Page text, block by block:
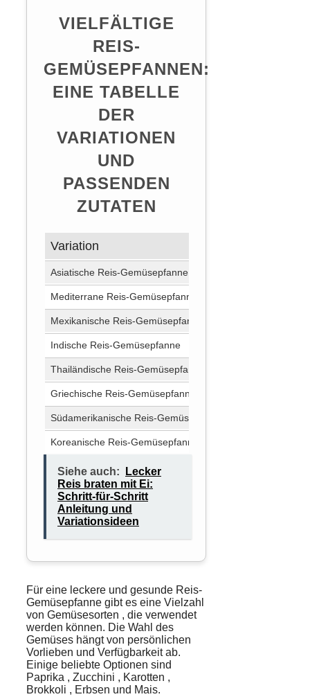
VIELFÄLTIGE
REIS-
GEMÜSEPFANNEN:
EINE TABELLE
DER
VARIATIONEN
UND
PASSENDEN
ZUTATEN
Variation
Asiatische Reis-Gemüsepfanne
Mediterrane Reis-Gemüsepfanne
Mexikanische Reis-Gemüsepfanne
Indische Reis-Gemüsepfanne
Thailändische Reis-Gemüsepfanne
Griechische Reis-Gemüsepfanne
Südamerikanische Reis-Gemüsepfanne
Koreanische Reis-Gemüsepfanne
Siehe auch:
Lecker
Reis braten mit Ei:
Schritt-für-Schritt
Anleitung und
Variationsideen
Für eine leckere und gesunde Reis-
Gemüsepfanne gibt es eine Vielzahl
von Gemüsesorten , die verwendet
werden können. Die Wahl des
Gemüses hängt von persönlichen
Vorlieben und Verfügbarkeit ab.
Einige beliebte Optionen sind
Paprika , Zucchini , Karotten ,
Brokkoli , Erbsen und Mais.